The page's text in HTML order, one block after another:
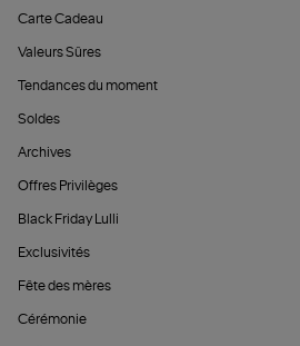
Carte Cadeau
Valeurs Sûres
Tendances du moment
Soldes
Archives
Offres Privilèges
Black Friday Lulli
Exclusivités
Fête des mères
Cérémonie